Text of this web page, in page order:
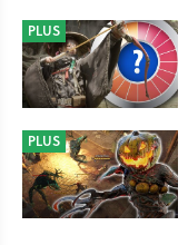
PLUS
PLUS